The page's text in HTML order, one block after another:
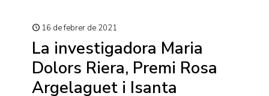
16 de febrer de 2021
La investigadora Maria
Dolors Riera, Premi Rosa
Argelaguet i Isanta